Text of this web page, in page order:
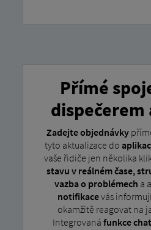
Přímé
dispečerem
Zadejte objednávky
tyto aktualizace do
vaše řidiče jen několika
stavu v reálném čase,
vazba o problémech a
notifikacevás
okamžitě reagovat na
Integrovaná funkce